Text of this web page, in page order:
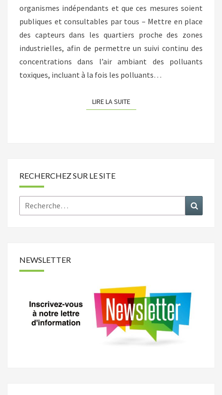
organismes indépendants et que ces mesures soient
publiques et consultables par tous – Mettre en place
des capteurs dans les quartiers proche des zones
industrielles, afin de permettre un suivi continu des
concentrations dans l’air ambiant des polluants
toxiques, incluant à la fois les polluants…
LIRE LA SUITELIRE LA SUITE
RECHERCHEZ SUR LE SITE
Rechercher :
NEWSLETTER